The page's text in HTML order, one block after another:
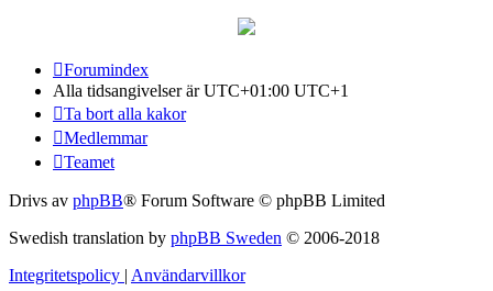
Forumindex
Alla tidsangivelser är UTC+01:00 UTC+1
Ta bort alla kakor
Medlemmar
Teamet
Drivs av phpBB® Forum Software © phpBB Limited
Swedish translation by phpBB Sweden © 2006-2018
Integritetspolicy | Användarvillkor